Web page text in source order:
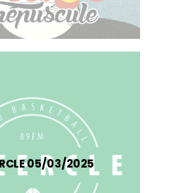
05/03/2025